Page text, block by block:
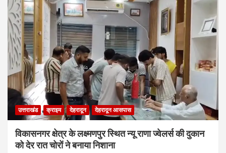
उत्तराखंड क्राइम देहरादून देहरादून आसपास
विकासनगर क्षेत्र के लक्ष्मणपुर स्थित न्यू राणा ज्वेलर्स की दुकान
को देर रात चोरों ने बनाया निशाना